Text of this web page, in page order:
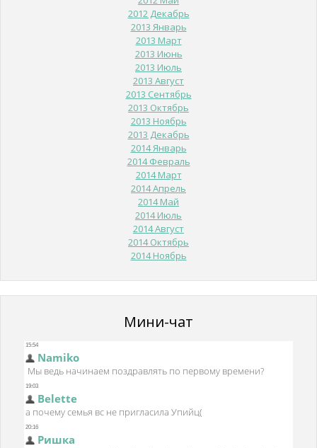
2012 Декабрь
2013 Январь
2013 Март
2013 Июнь
2013 Июль
2013 Август
2013 Сентябрь
2013 Октябрь
2013 Ноябрь
2013 Декабрь
2014 Январь
2014 Февраль
2014 Март
2014 Апрель
2014 Май
2014 Июль
2014 Август
2014 Октябрь
2014 Ноябрь
Мини-чат